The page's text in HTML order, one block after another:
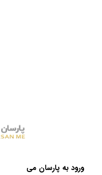
ورود به پارسان می